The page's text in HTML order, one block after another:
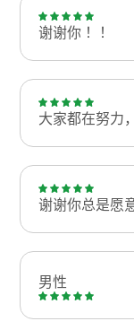
谢谢你！！
大家都在努力
谢谢你总是愿
男性